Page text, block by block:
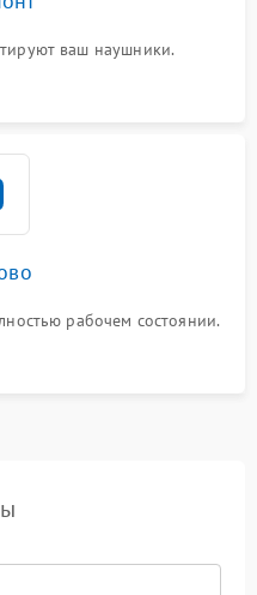
ваш наушники.
рабочем состоянии.